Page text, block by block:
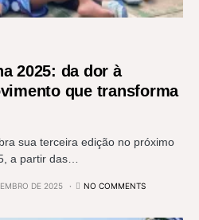
2025: da dor à
que transforma
sua terceira edição no próximo
a partir das…
DE 2025 NO COMMENTS